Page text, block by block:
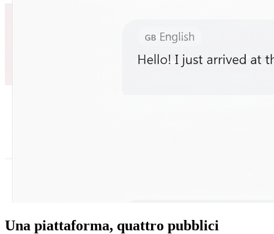
Una piattaforma, quattro pubblici